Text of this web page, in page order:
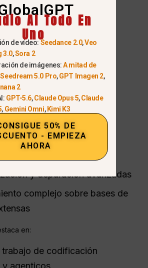
y
de los
grandes con múltiples
y depuración avanzadas
complejo sobre bases de
en:
trabajo de codificación
y agenticos
AI Todo En
Uno
de vídeo: Seedance 2.0,Veo
3.0,Sora 2
de imágenes:A mitad de
Seedream 5.0 Pro,GPT Imagen 2,
2
GPT-5.6,Claude Opus 5,Claude
, Gemini Omni, Kimi K3
50% DE
- EMPIEZA
AHORA